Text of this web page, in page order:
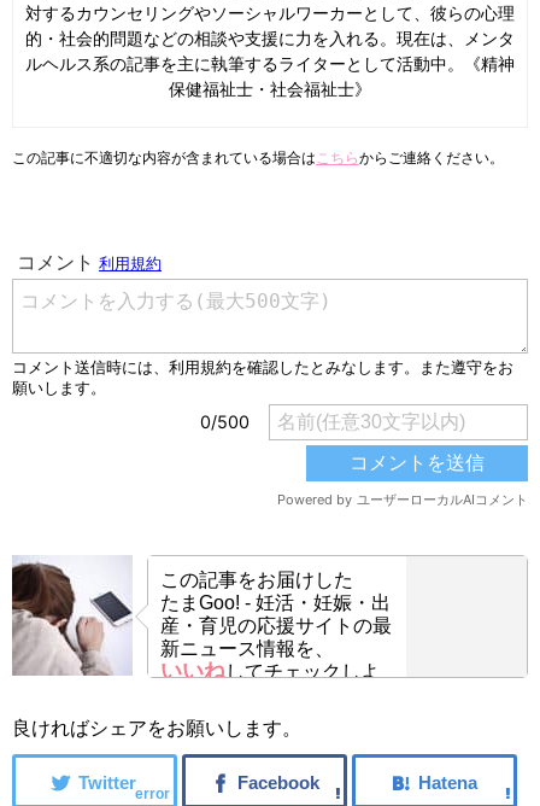
対するカウンセリングやソーシャルワーカーとして、彼らの心理
的・社会的問題などの相談や支援に力を入れる。現在は、メンタ
ルヘルス系の記事を主に執筆するライターとして活動中。《精神
保健福祉士・社会福祉士》
この記事に不適切な内容が含まれている場合はこちらからご連絡ください。
この記事をお届けした
たまGoo! - 妊活・妊娠・出
産・育児の応援サイトの最
新ニュース情報を、
いいねしてチェックしよ
良ければシェアをお願いします。
error